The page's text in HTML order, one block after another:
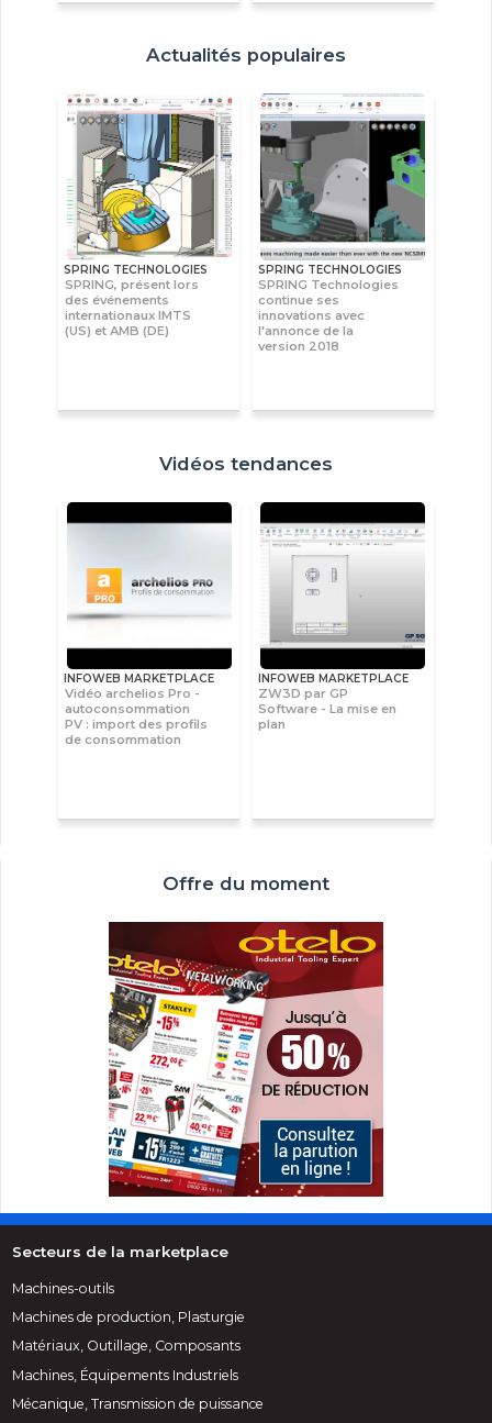
Actualités populaires
SPRING TECHNOLOGIES
SPRING, présent lors
des événements
internationaux IMTS
(US) et AMB (DE)
SPRING TECHNOLOGIES
SPRING Technologies
continue ses
innovations avec
l'annonce de la
version 2018
Vidéos tendances
INFOWEB MARKETPLACE
Vidéo archelios Pro -
autoconsommation
PV : import des profils
de consommation
INFOWEB MARKETPLACE
ZW3D par GP
Software - La mise en
plan
Offre du moment
Secteurs de la marketplace
Machines-outils
Machines de production, Plasturgie
Matériaux, Outillage, Composants
Machines, Équipements Industriels
Mécanique, Transmission de puissance